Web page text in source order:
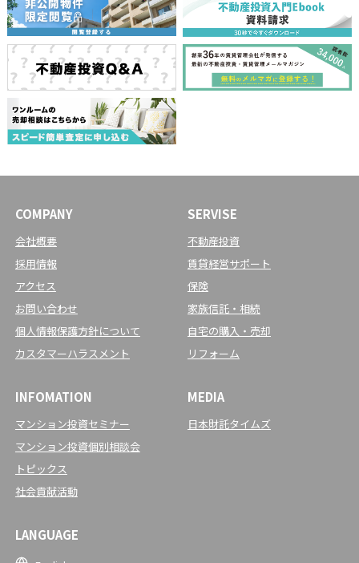
COMPANY
会社概要
採用情報
アクセス
お問い合わせ
個人情報保護方針について
カスタマーハラスメント
SERVISE
不動産投資
賃貸経営サポート
保険
家族信託・相続
自宅の購入・売却
リフォーム
INFOMATION
マンション投資セミナー
マンション投資個別相談会
トピックス
社会貢献活動
MEDIA
日本財託タイムズ
LANGUAGE